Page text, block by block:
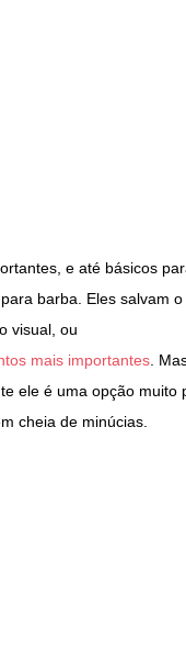
e até básicos
barba. Eles salvam
visual, ou
mais importantes.
ele é uma opção muito
cheia de minúcias.